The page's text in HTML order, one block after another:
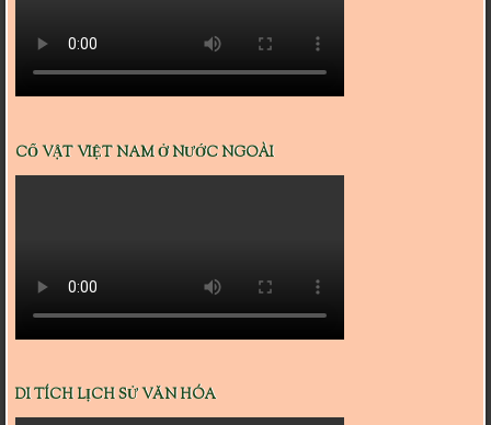
CỔ VẬT VIỆT NAM Ở NƯỚC NGOÀI
DI TÍCH LỊCH SỬ VĂN HÓA